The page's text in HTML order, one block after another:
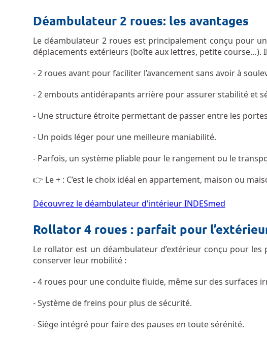
Déambulateur 2 roues: les avantages
Le déambulateur 2 roues est principalement conçu pour
déplacements extérieurs (boîte aux lettres, petite course…).
- 2 roues avant pour faciliter l’avancement sans avoir à
- 2 embouts antidérapants arrière pour assurer stabilité et
- Une structure étroite permettant de passer entre les portes.
- Un poids léger pour une meilleure maniabilité.
- Parfois, un système pliable pour le rangement ou le
👉 Le + : C’est le choix idéal en appartement, maison ou
Découvrez le déambulateur d'intérieur INDESmed
Rollator 4 roues : parfait pour
Le rollator est un déambulateur d’extérieur conçu pour
conserver leur mobilité :
- 4 roues pour une conduite fluide, même sur des surfaces
- Système de freins pour plus de sécurité.
- Siège intégré pour faire des pauses en toute sérénité.